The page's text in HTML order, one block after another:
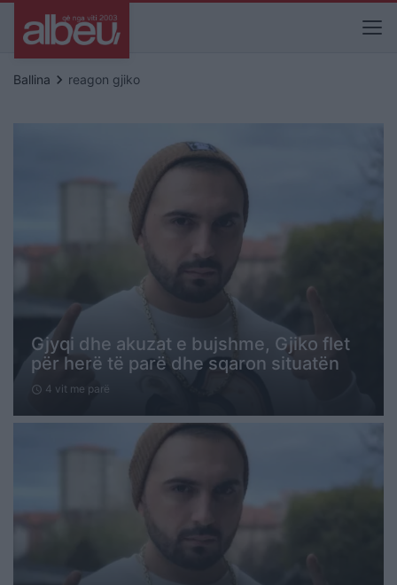
Ballina keyboard_arrow_right reagon gjiko
Gjyqi dhe akuzat e bujshme, Gjiko flet
për herë të parë dhe sqaron situatën
schedule 4 vit me parë